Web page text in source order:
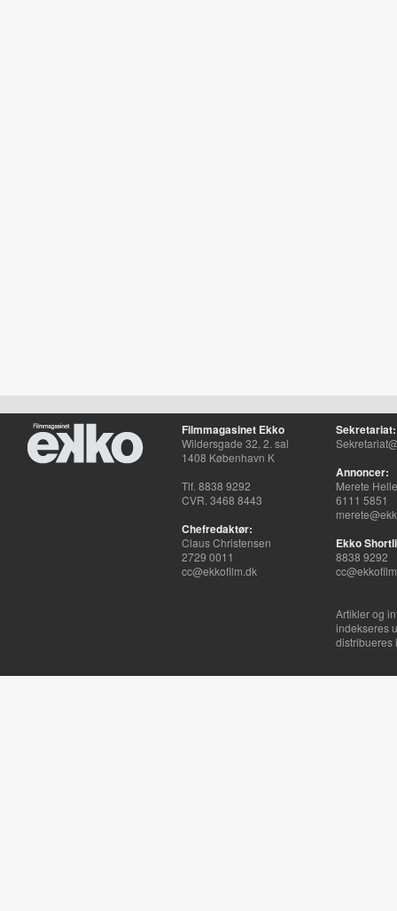
Filmmagasinet Ekko
Wildersgade 32, 2. sal
1408 København K
Tlf. 8838 9292
CVR. 3468 8443
Chefredaktør:
Claus Christensen
2729 0011
cc@ekkofilm.dk
Sekretariat:
Annoncer:
Merete
6111 5851
Ekko
8838 9292
Artikler og
indekseres
distribueres